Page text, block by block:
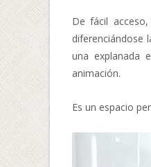
De fácil
diferenciándose
una explanada
animación.
Es un espacio